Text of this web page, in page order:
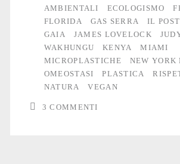
AMBIENTALI
ECOLOGISMO
FLORIDA
GAS SERRA IL POST
GAIA
JAMES LOVELOCK
WAKHUNGU
KENYA
MIAMI
MICROPLASTICHE
NEW YORK
OMEOSTASI
PLASTICA
NATURA
VEGAN
3 COMMENTI